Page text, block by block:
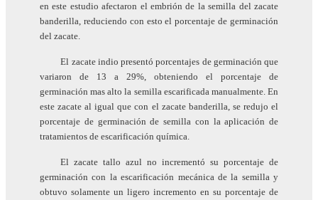
en este estudio afectaron el embrión de la semilla del zacate
banderilla, reduciendo con esto el porcentaje de germinación
del zacate.
El zacate indio presentó porcentajes de germinación que
variaron de 13 a 29%, obteniendo el porcentaje de
germinación mas alto la semilla escarificada manualmente. En
este zacate al igual que con el zacate banderilla, se redujo el
porcentaje de germinación de semilla con la aplicación de
tratamientos de escarificación química.
El zacate tallo azul no incrementó su porcentaje de
germinación con la escarificación mecánica de la semilla y
obtuvo solamente un ligero incremento en su porcentaje de